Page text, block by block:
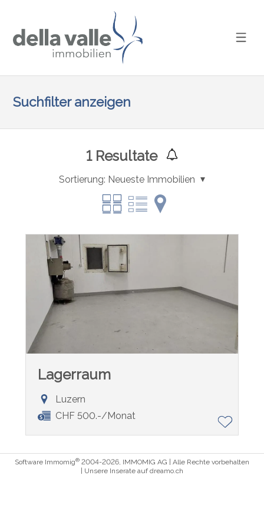
Suchfilter anzeigen
1Resultate
Sortierung: Neueste Immobilien
Lagerraum
Luzern
CHF 500.-/Monat
Software Immomig® 2004-2026, IMMOMIG AG | Alle Rechte vorbehalten
| Unsere Inserate auf dreamo.ch